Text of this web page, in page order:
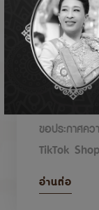
Awards
ขอประกาศค
TikTok
อ่านต่อ